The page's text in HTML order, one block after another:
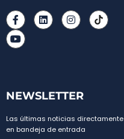
NEWSLETTER
Las últimas noticias directamente
en bandeja de entrada